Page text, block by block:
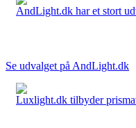
AndLight.dk har et stort
Se udvalget på AndLight.dk
Luxlight.dk tilbyder